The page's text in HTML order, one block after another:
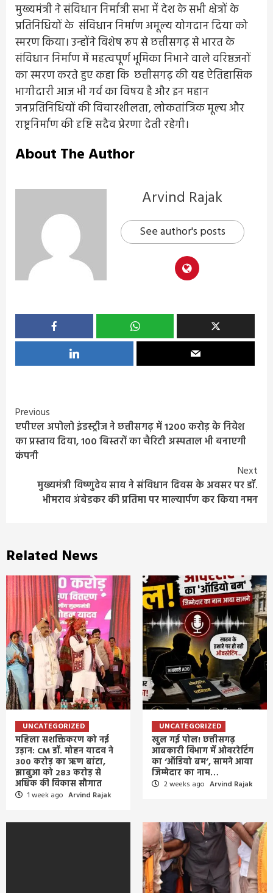
मुख्यमंत्री ने संविधान निर्मात्री सभा में देश के सभी क्षेत्रों के
प्रतिनिधियों के संविधान निर्माण अमूल्य योगदान दिया को
स्मरण किया। उन्होंने विशेष रूप से छत्तीसगढ़ से भारत के
संविधान निर्माण में महत्वपूर्ण भूमिका निभाने वाले वरिष्ठजनों
का स्मरण करते हुए कहा कि छत्तीसगढ़ की यह ऐतिहासिक
भागीदारी आज भी गर्व का विषय है और इन महान
जनप्रतिनिधियों की विचारशीलता, लोकतांत्रिक मूल्य और
राष्ट्रनिर्माण की दृष्टि सदैव प्रेरणा देती रहेगी।
About The Author
Arvind Rajak
See author's posts
Continue
Reading
Previous
एपीएल अपोलो इंडस्ट्रीज ने छत्तीसगढ़ में 1200 करोड़ के निवेश
का प्रस्ताव दिया, 100 बिस्तरों का चैरिटी अस्पताल भी बनाएगी
कंपनी
Next
मुख्यमंत्री विष्णुदेव साय ने संविधान दिवस के अवसर पर डॉ.
भीमराव अंबेडकर की प्रतिमा पर माल्यार्पण कर किया नमन
Related News
UNCATEGORIZED
महिला सशक्तिकरण को नई
उड़ान: CM डॉ. मोहन यादव ने
300 करोड़ का ऋण बांटा,
झाबुआ को 283 करोड़ से
अधिक की विकास सौगात
1 week ago Arvind Rajak
UNCATEGORIZED
खुल गई पोल! छत्तीसगढ़
आबकारी विभाग में ओवररेटिंग
का ‘ऑडियो बम’, सामने आया
जिम्मेदार का नाम…
2 weeks ago Arvind Rajak